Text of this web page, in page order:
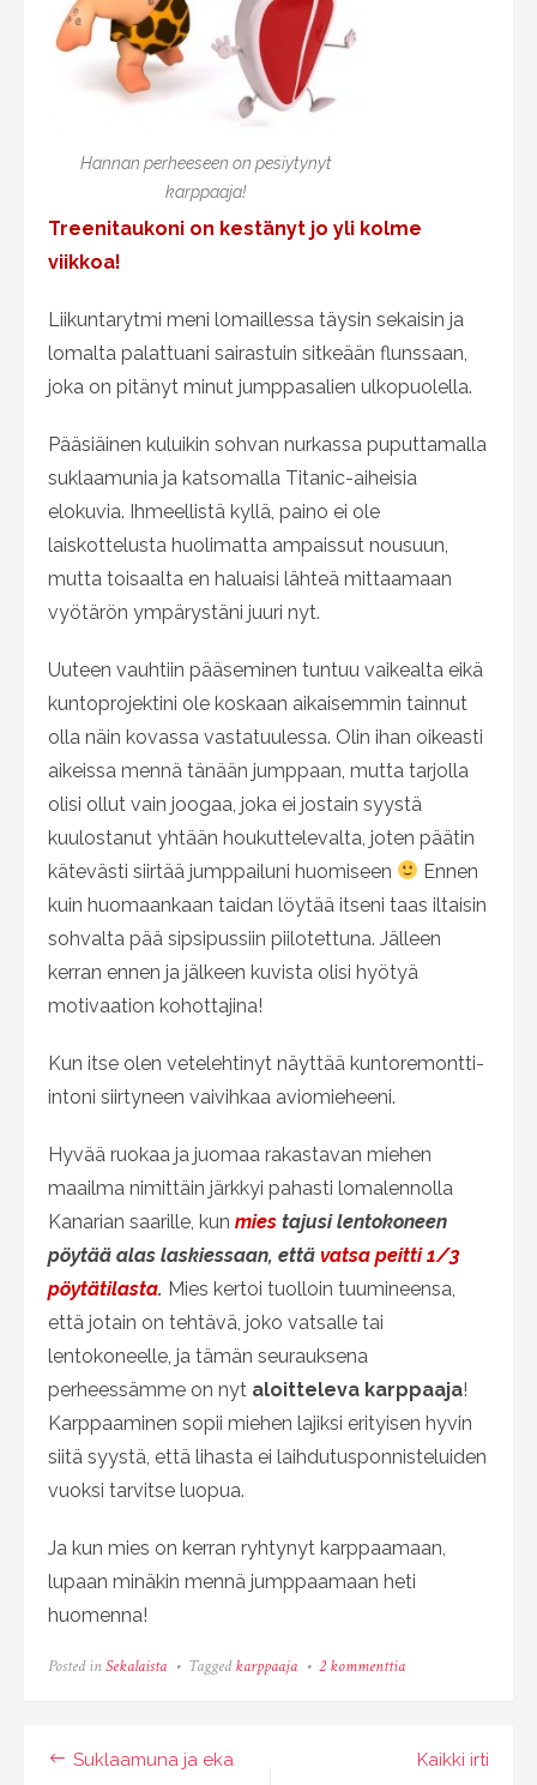
Hannan perheeseen on pesiytynyt
karppaaja!
Treenitaukoni on kestänyt jo yli kolme
viikkoa!
Liikuntarytmi meni lomaillessa täysin sekaisin ja
lomalta palattuani sairastuin sitkeään flunssaan,
joka on pitänyt minut jumppasalien ulkopuolella.
Pääsiäinen kuluikin sohvan nurkassa puputtamalla
suklaamunia ja katsomalla Titanic-aiheisia
elokuvia. Ihmeellistä kyllä, paino ei ole
laiskottelusta huolimatta ampaissut nousuun,
mutta toisaalta en haluaisi lähteä mittaamaan
vyötärön ympärystäni juuri nyt.
Uuteen vauhtiin pääseminen tuntuu vaikealta eikä
kuntoprojektini ole koskaan aikaisemmin tainnut
olla näin kovassa vastatuulessa. Olin ihan oikeasti
aikeissa mennä tänään jumppaan, mutta tarjolla
olisi ollut vain joogaa, joka ei jostain syystä
kuulostanut yhtään houkuttelevalta, joten päätin
kätevästi siirtää jumppailuni huomiseen
Ennen
kuin huomaankaan taidan löytää itseni taas iltaisin
sohvalta pää sipsipussiin piilotettuna. Jälleen
kerran ennen ja jälkeen kuvista olisi hyötyä
motivaation kohottajina!
Kun itse olen vetelehtinyt näyttää kuntoremontti-
intoni siirtyneen vaivihkaa aviomieheeni.
Hyvää ruokaa ja juomaa rakastavan miehen
maailma nimittäin järkkyi pahasti lomalennolla
Kanarian saarille, kun mies tajusi lentokoneen
pöytää alas laskiessaan, että vatsa peitti 1/3
pöytätilasta. Mies kertoi tuolloin tuumineensa,
että jotain on tehtävä, joko vatsalle tai
lentokoneelle, ja tämän seurauksena
perheessämme on nyt aloitteleva karppaaja!
Karppaaminen sopii miehen lajiksi erityisen hyvin
siitä syystä, että lihasta ei laihdutusponnisteluiden
vuoksi tarvitse luopua.
Ja kun mies on kerran ryhtynyt karppaamaan,
lupaan minäkin mennä jumppaamaan heti
huomenna!
Posted in Sekalaista Taggedkarppaaja 2 kommenttiaartikkeliin
Artikkelien
Suklaamuna ja eka
Kaikki irti